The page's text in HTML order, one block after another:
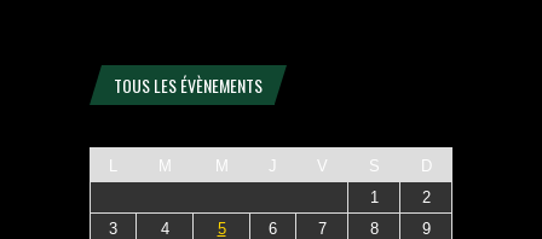
TOUS LES ÉVÈNEMENTS
L M M J V S
D
1
2
3
4 5 6 7 8
9